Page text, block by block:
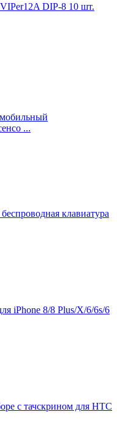
DIP-8 10 шт.
...
клавиатура
iPhone 8/8 Plus/X/6/6s/6
с тачскрином для HTC